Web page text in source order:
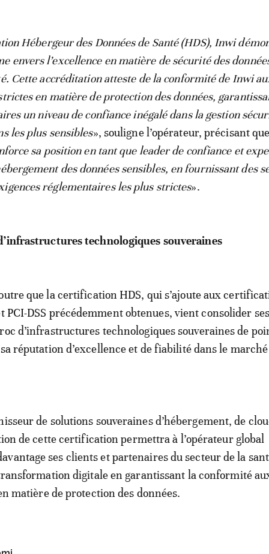
Hébergeur des Données de Santé (HDS), Inwi
envers l’excellence en matière de sécurité des
Cette accréditation atteste de la conformité de Inwi
en matière de protection des données,
un niveau de confiance inégalé dans la gestion
les plus sensibles», souligne l’opérateur, précisant
sa position en tant que leader de confiance et
des données sensibles, en fournissant des
réglementaires les plus strictes».
technologiques souveraines
que la certification HDS, qui s’ajoute aux
PCI-DSS précédemment obtenues, vient consolider
d’infrastructures technologiques souveraines de
réputation d’excellence et de fiabilité dans le marché
de solutions souveraines d’hébergement, de
de cette certification permettra à l’opérateur global
ses clients et partenaires du secteur de la
digitale en garantissant la conformité
matière de protection des données.